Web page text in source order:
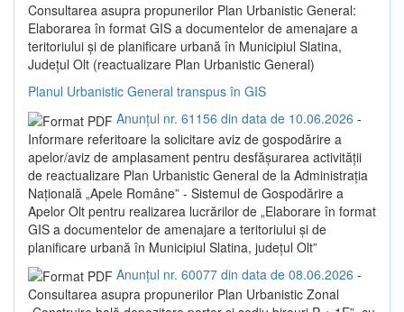
Consultarea asupra propunerilor Plan Urbanistic General:
Elaborarea în format GIS a documentelor de amenajare a
teritoriului și de planificare urbană în Municipiul Slatina,
Județul Olt (reactualizare Plan Urbanistic General)
Planul Urbanistic General transpus în GIS
Anunțul nr. 61156 din data de 10.06.2026 -
Informare referitoare la solicitare aviz de gospodărire a
apelor/aviz de amplasament pentru desfășurarea activității
de reactualizare Plan Urbanistic General de la Administrația
Națională „Apele Române” - Sistemul de Gospodărire a
Apelor Olt pentru realizarea lucrărilor de „Elaborare în format
GIS a documentelor de amenajare a teritoriului și de
planificare urbană în Municipiul Slatina, județul Olt”
Anunțul nr. 60077 din data de 08.06.2026 -
Consultarea asupra propunerilor Plan Urbanistic Zonal